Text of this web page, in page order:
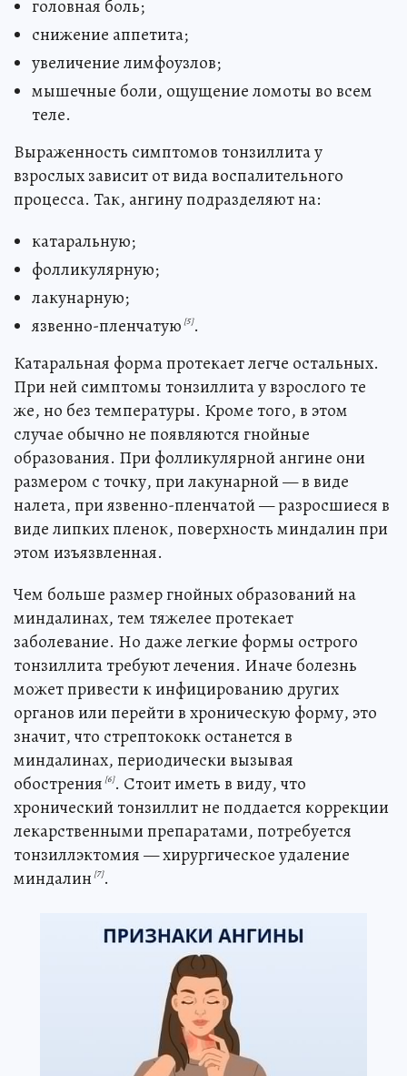
головная боль;
снижение аппетита;
увеличение лимфоузлов;
мышечные боли, ощущение ломоты во всем
теле.
Выраженность симптомов тонзиллита у
взрослых зависит от вида воспалительного
процесса. Так, ангину подразделяют на:
катаральную;
фолликулярную;
лакунарную;
язвенно-пленчатую [5].
Катаральная форма протекает легче остальных.
При ней симптомы тонзиллита у взрослого те
же, но без температуры. Кроме того, в этом
случае обычно не появляются гнойные
образования. При фолликулярной ангине они
размером с точку, при лакунарной — в виде
налета, при язвенно-пленчатой — разросшиеся в
виде липких пленок, поверхность миндалин при
этом изъязвленная.
Чем больше размер гнойных образований на
миндалинах, тем тяжелее протекает
заболевание. Но даже легкие формы острого
тонзиллита требуют лечения. Иначе болезнь
может привести к инфицированию других
органов или перейти в хроническую форму, это
значит, что стрептококк останется в
миндалинах, периодически вызывая
обострения [6]. Стоит иметь в виду, что
хронический тонзиллит не поддается коррекции
лекарственными препаратами, потребуется
тонзиллэктомия — хирургическое удаление
миндалин [7].